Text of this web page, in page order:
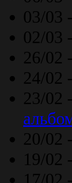
03/03 -
02/03 -
26/02 -
24/02 -
23/02 -
20/02 -
19/02 -